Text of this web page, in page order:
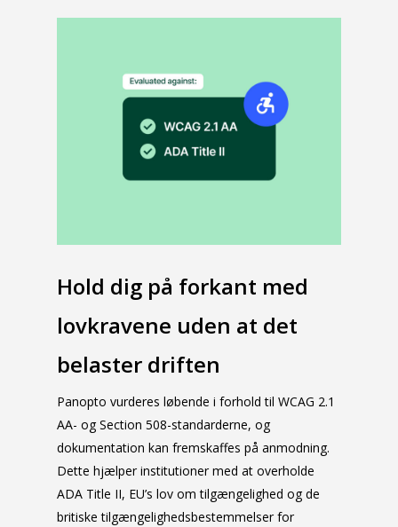
Hold dig på forkant med
lovkravene uden at det
belaster driften
Panopto vurderes løbende i forhold til WCAG 2.1
AA- og Section 508-standarderne, og
dokumentation kan fremskaffes på anmodning.
Dette hjælper institutioner med at overholde
ADA Title II, EU’s lov om tilgængelighed og de
britiske tilgængelighedsbestemmelser for